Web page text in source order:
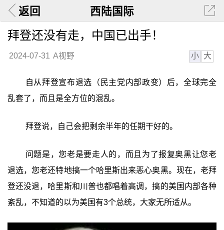
返回 西陆国际
拜登还没有走，中国已出手！
2024-07-31 A视野 小 大
自从拜登宣布退选（民主党内部政变）后，全球完全
乱套了，而且是全方位的混乱。
拜登说，自己会把剩余半年的任期干好的。
问题是，您老是要走人的，而且为了报复奥黑让您老
退选，您老还特地搞一个哈里斯出来恶心奥黑。现在，老拜
登还没退，哈里斯和川普也都唱着高调，搞的美国内部各种
紊乱，不知道的以为美国有3个总统，大家无所适从。